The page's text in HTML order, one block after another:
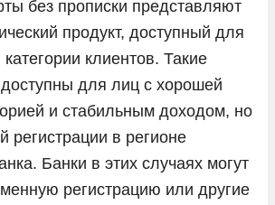
без прописки представляют
продукт, доступный для
клиентов. Такие
для лиц с хорошей
и стабильным доходом, но
регистрации в регионе
Банки в этих случаях могут
регистрацию или другие